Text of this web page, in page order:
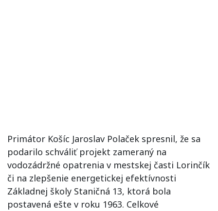
Primátor Košíc Jaroslav Polaček spresnil, že sa
podarilo schváliť projekt zameraný na
vodozádržné opatrenia v mestskej časti Lorinčík
či na zlepšenie energetickej efektívnosti
Základnej školy Staničná 13, ktorá bola
postavená ešte v roku 1963. Celkové